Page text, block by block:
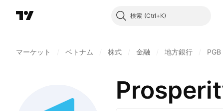
検索
マーケット ベトナム 株式 金融 地方銀行 PGB